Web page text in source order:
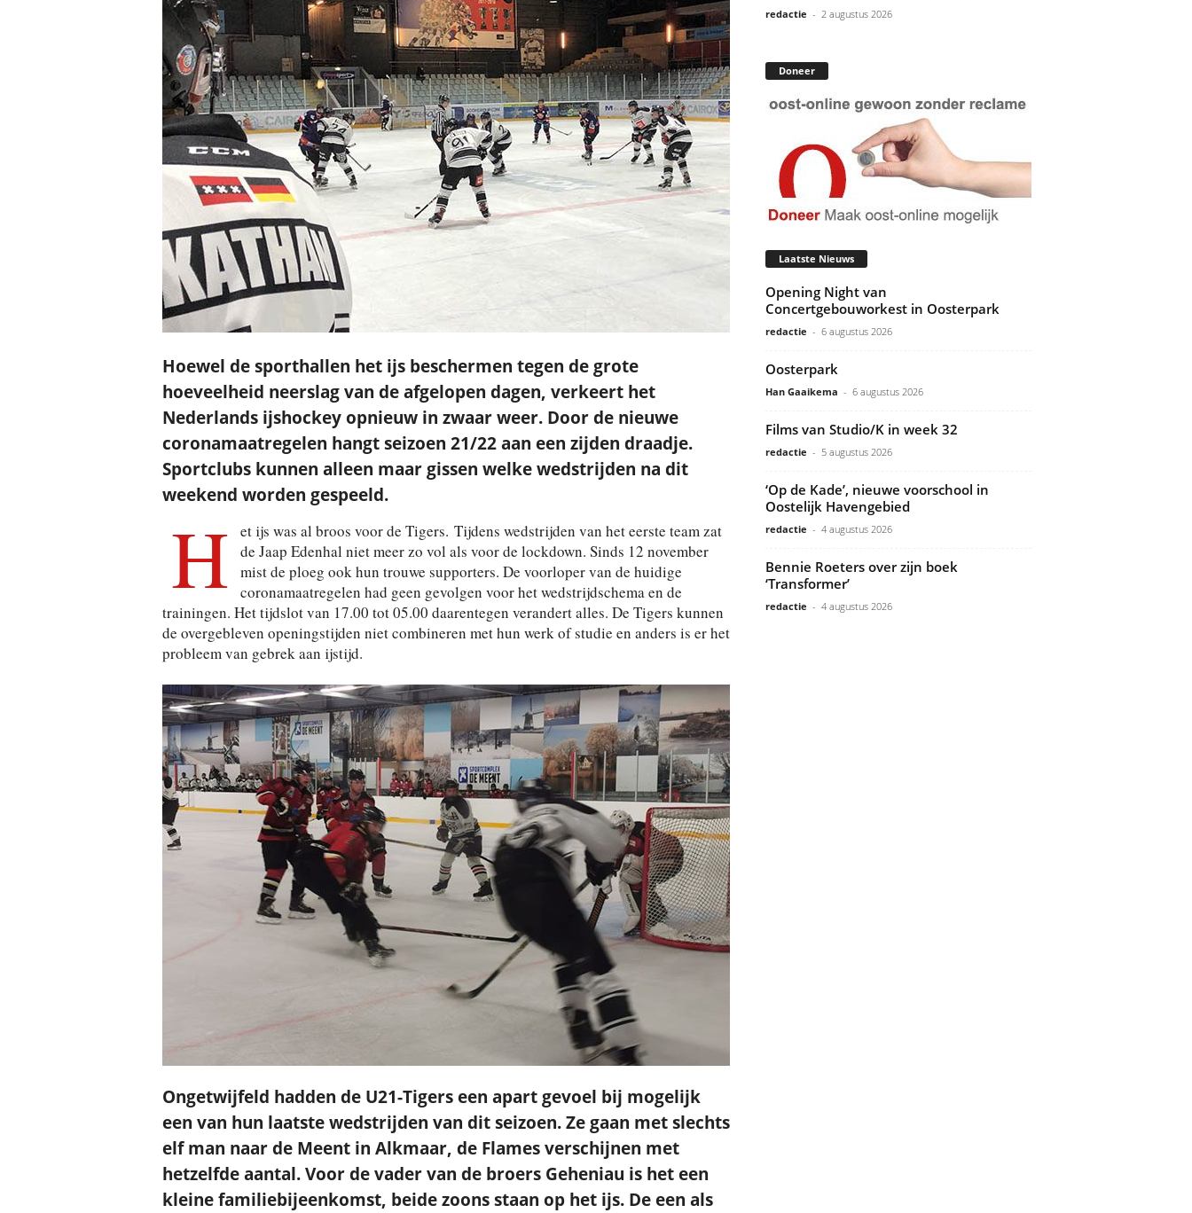
Hoewel de sporthallen het ijs beschermen tegen de grote
hoeveelheid neerslag van de afgelopen dagen, verkeert het
Nederlands ijshockey opnieuw in zwaar weer. Door de nieuwe
coronamaatregelen hangt seizoen 21/22 aan een zijden draadje.
Sportclubs kunnen alleen maar gissen welke wedstrijden na dit
weekend worden gespeeld.
H
et ijs was al broos voor de Tigers. Tijdens wedstrijden van het eerste team zat
de Jaap Edenhal niet meer zo vol als voor de lockdown. Sinds 12 november
mist de ploeg ook hun trouwe supporters. De voorloper van de huidige
coronamaatregelen had geen gevolgen voor het wedstrijdschema en de
trainingen. Het tijdslot van 17.00 tot 05.00 daarentegen verandert alles. De Tigers kunnen
de overgebleven openingstijden niet combineren met hun werk of studie en anders is er het
probleem van gebrek aan ijstijd.
Ongetwijfeld hadden de U21-Tigers een apart gevoel bij mogelijk
een van hun laatste wedstrijden van dit seizoen. Ze gaan met slechts
elf man naar de Meent in Alkmaar, de Flames verschijnen met
hetzelfde aantal.Voor de vader van de broers Geheniau is het een
kleine familiebijeenkomst, beide zoons staan op het ijs. De een als
redactie - 2 augustus 2026
Doneer
Laatste Nieuws
Opening Night van
Concertgebouworkest in Oosterpark
redactie - 6 augustus 2026
Oosterpark
Han Gaaikema - 6 augustus 2026
Films van Studio/K in week 32
redactie - 5 augustus 2026
‘Op de Kade’, nieuwe voorschool in
Oostelijk Havengebied
redactie - 4 augustus 2026
Bennie Roeters over zijn boek
‘Transformer’
redactie - 4 augustus 2026